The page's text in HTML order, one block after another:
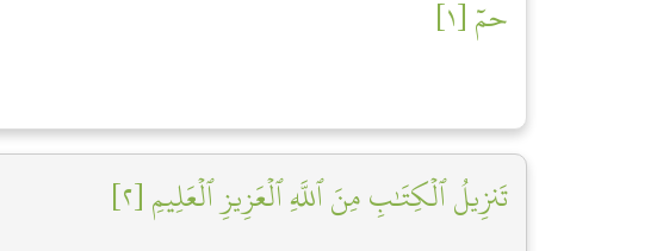
حمٓ [١]
تَنزِيلُ ٱلۡكِتَٰبِ مِنَ ٱللَّهِ ٱلۡعَزِيزِ ٱلۡعَلِيمِ [٢]